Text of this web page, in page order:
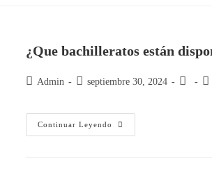
¿Que bachilleratos están
Admin septiembre 30, 2024
Continuar Leyendo